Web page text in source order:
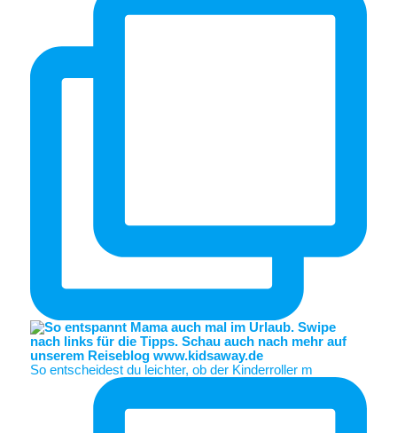
So entscheidest du leichter, ob der Kinderroller m